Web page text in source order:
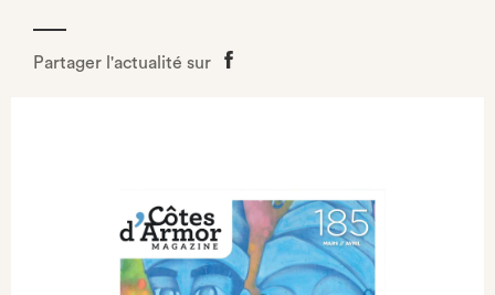
Partager l'actualité sur
Partager